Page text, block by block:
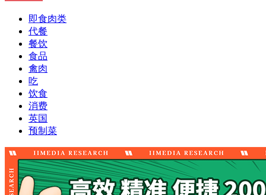
即食肉类
代餐
餐饮
食品
禽肉
吃
饮食
消费
英国
预制菜